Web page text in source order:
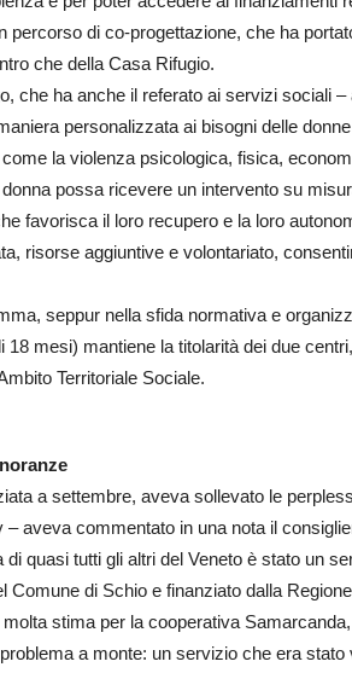
percorso di co-progettazione, che ha
che della Casa Rifugio.
che ha anche il referato ai servizi sociali
personalizzata ai bisogni delle
la violenza psicologica, fisica,
possa ricevere un intervento su
favorisca il loro recupero e la loro
risorse aggiuntive e volontariato,
seppur nella sfida normativa e
18 mesi) mantiene la titolarità dei due
Territoriale Sociale.
a settembre, aveva sollevato le
– aveva commentato in una nota il
di quasi tutti gli altri del Veneto è stato un
Comune di Schio e finanziato dalla
stima per la cooperativa
a monte: un servizio che era